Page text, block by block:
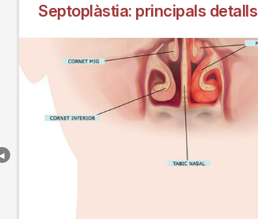
Septoplàstia: principals detalls